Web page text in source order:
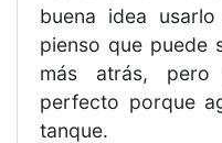
buena idea
pienso que puede
más atrás,
perfecto porque
tanque.